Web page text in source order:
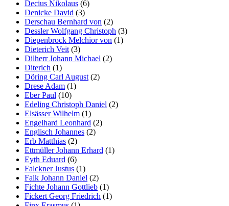
Decius Nikolaus (6)
Denicke David (3)
Derschau Bernhard von (2)
Dessler Wolfgang Christoph (3)
Diepenbrock Melchior von (1)
Dieterich Veit (3)
Dilherr Johann Michael (2)
Diterich (1)
Döring Carl August (2)
Drese Adam (1)
Eber Paul (10)
Edeling Christoph Daniel (2)
Elsässer Wilhelm (1)
Engelhard Leonhard (2)
Englisch Johannes (2)
Erb Matthias (2)
Ettmüller Johann Erhard (1)
Eyth Eduard (6)
Falckner Justus (1)
Falk Johann Daniel (2)
Fichte Johann Gottlieb (1)
Fickert Georg Friedrich (1)